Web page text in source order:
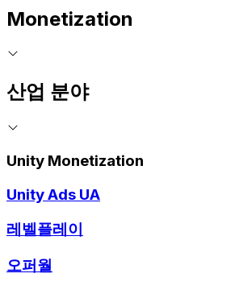
Monetization
산업 분야
Unity Monetization
Unity Ads UA
레벨플레이
오퍼월